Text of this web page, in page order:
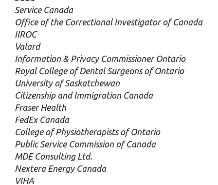
Service Canada
Office of the Correctional Investigator of Canada
IIROC
Valard
Information & Privacy Commissioner Ontario
Royal College of Dental Surgeons of Ontario
University of Saskatchewan
Citizenship and Immigration Canada
Fraser Health
FedEx Canada
College of Physiotherapists of Ontario
Public Service Commission of Canada
MDE Consulting Ltd.
Nextera Energy Canada
VIHA